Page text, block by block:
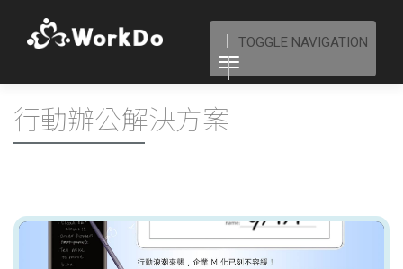
TOGGLE NAVIGATION
行動辦公解決方案